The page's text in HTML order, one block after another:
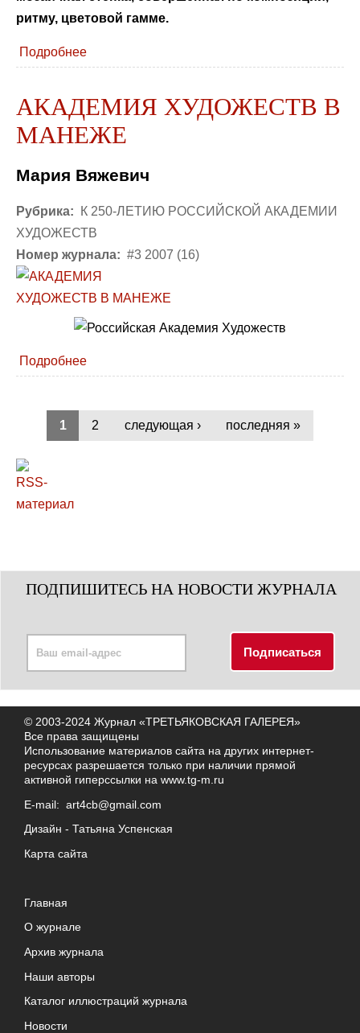
ритму, цветовой гамме.
Подробнее
АКАДЕМИЯ ХУДОЖЕСТВ В
МАНЕЖЕ
Мария Вяжевич
Рубрика:
К 250-ЛЕТИЮ РОССИЙСКОЙ АКАДЕМИИ
ХУДОЖЕСТВ
Номер журнала: #3 2007 (16)
Подробнее
1 2 следующая › последняя »
ПОДПИШИТЕСЬ НА НОВОСТИ ЖУРНАЛА
© 2003-2024 Журнал «ТРЕТЬЯКОВСКАЯ ГАЛЕРЕЯ»
Все права защищены
Использование материалов сайта на других интернет-
ресурсах разрешается только при наличии прямой
активной гиперссылки на www.tg-m.ru
E-mail: art4cb@gmail.com
Дизайн - Татьяна Успенская
Карта сайта
Главная
О журнале
Архив журнала
Наши авторы
Каталог иллюстраций журнала
Новости